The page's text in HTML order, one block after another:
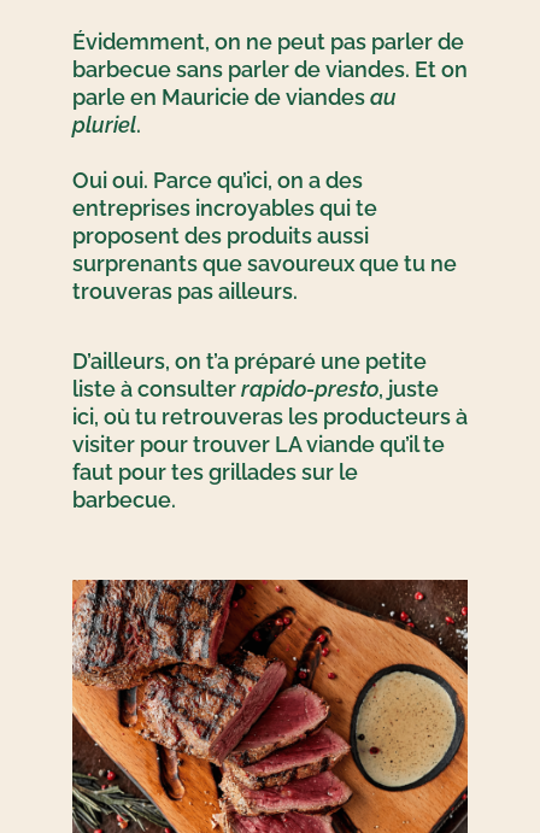
Évidemment, on ne peut pas parler de
barbecue sans parler de viandes. Et on
parle en Mauricie de viandesau
pluriel.
Ouioui. Parce qu’ici, on a des
entreprises incroyables qui te
proposent des produits aussi
surprenantsque savoureux que tu ne
trouveras pas ailleurs.
D’ailleurs, on t’a préparé une petite
liste à consulterrapido-presto, juste
ici, où tu retrouveras les producteurs à
visiter pour trouver LA viande qu’il te
faut pourtes grillades sur le
barbecue.